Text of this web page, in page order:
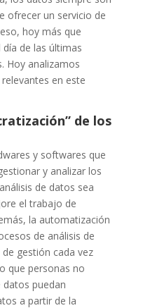
ofrecer un servicio de
hoy más que
de las últimas
Hoy analizamos
en este
de los
y softwares que
y analizar los
de datos sea
el trabajo de
la automatización
de análisis de
gestión cada vez
que personas no
puedan
a partir de la